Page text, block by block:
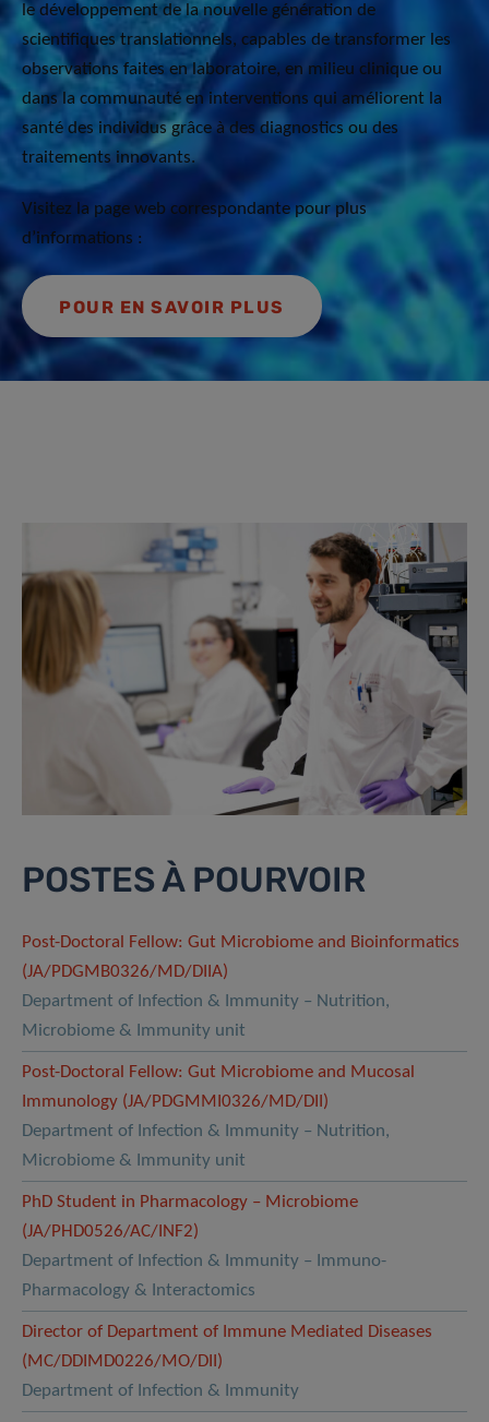
le développement de la nouvelle génération de
scientifiques translationnels, capables de transformer les
observations faites en laboratoire, en milieu clinique ou
dans la communauté en interventions qui améliorent la
santé des individus grâce à des diagnostics ou des
traitements innovants.
Visitez la page web correspondante pour plus
d’informations :
POUR EN SAVOIR PLUS
POSTES À POURVOIR
Post-Doctoral Fellow: Gut Microbiome and Bioinformatics
(JA/PDGMB0326/MD/DIIA)
Department of Infection & Immunity – Nutrition,
Microbiome & Immunity unit
Post-Doctoral Fellow: Gut Microbiome and Mucosal
Immunology (JA/PDGMMI0326/MD/DII)
Department of Infection & Immunity – Nutrition,
Microbiome & Immunity unit
PhD Student in Pharmacology – Microbiome
(JA/PHD0526/AC/INF2)
Department of Infection & Immunity – Immuno-
Pharmacology & Interactomics
Director of Department of Immune Mediated Diseases
(MC/DDIMD0226/MO/DII)
Department of Infection & Immunity